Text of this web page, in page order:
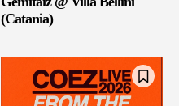
(Catania)